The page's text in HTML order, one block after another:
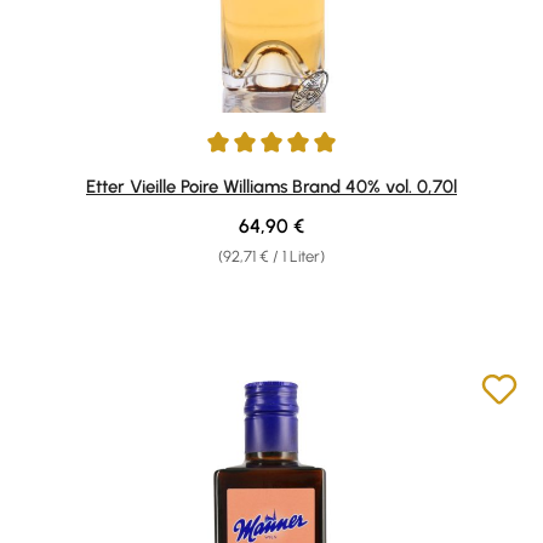
Durchschnittliche Bewertung von 5 von 5 Sternen
Etter Vieille Poire Williams Brand 40% vol. 0,70l
(92,71 € / 1 Liter)
Regulärer Preis:
64,90 €